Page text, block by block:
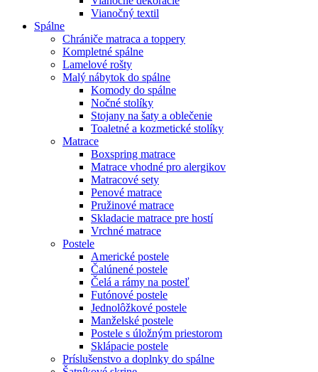
Vianočný textil
Spálne
Chrániče matraca a toppery
Kompletné spálne
Lamelové rošty
Malý nábytok do spálne
Komody do spálne
Nočné stolíky
Stojany na šaty a oblečenie
Toaletné a kozmetické stolíky
Matrace
Boxspring matrace
Matrace vhodné pro alergikov
Matracové sety
Penové matrace
Pružinové matrace
Skladacie matrace pre hostí
Vrchné matrace
Postele
Americké postele
Čalúnené postele
Čelá a rámy na posteľ
Futónové postele
Jednolôžkové postele
Manželské postele
Postele s úložným priestorom
Sklápacie postele
Príslušenstvo a doplnky do spálne